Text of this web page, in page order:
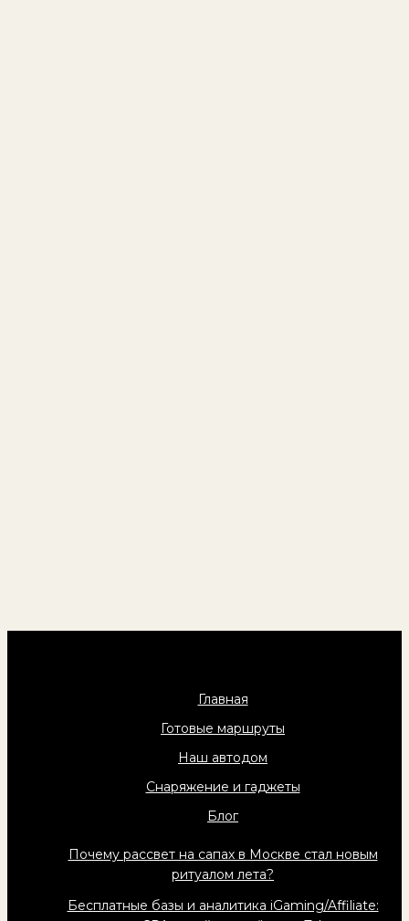
Главная
Готовые маршруты
Наш автодом
Снаряжение и гаджеты
Блог
Почему рассвет на сапах в Москве стал новым
ритуалом лета?
Бесплатные базы и аналитика iGaming/Affiliate: